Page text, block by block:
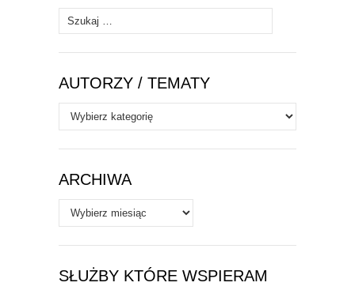
Szukaj:
AUTORZY / TEMATY
Autorzy
/
Tematy
ARCHIWA
Archiwa
SŁUŻBY KTÓRE WSPIERAM